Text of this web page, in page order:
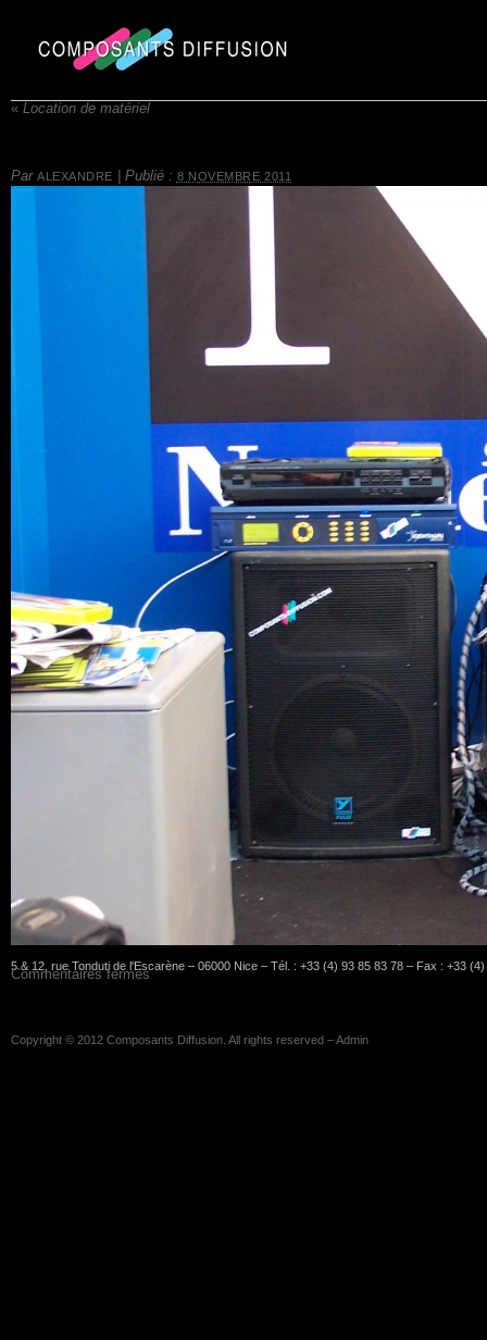
« Location de matériel
Par ALEXANDRE Publié : 8 NOVEMBRE 2011
Commentaires fermés
5 & 12, rue Tonduti de l'Escarène – 06000 Nice – Tél. : +33 (4) 93 85 83 78 – Fax : +33
Copyright © 2012 Composants Diffusion . All rights reserved –Admin